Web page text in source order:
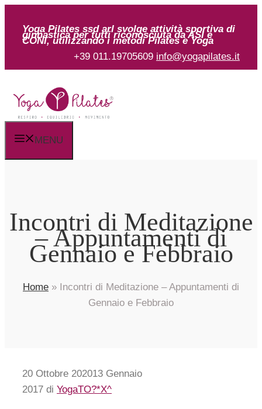
contenuto
Yoga Pilates ssd arl svolge attività sportiva di
ginnastica per tutti riconosciuta da ASI e
CONI, utilizzando i metodi Pilates e Yoga
+39 011.19705609 info@yogapilates.it
MENU
Incontri di Meditazione
– Appuntamenti di
Gennaio e Febbraio
Home » Incontri di Meditazione – Appuntamenti di
Gennaio e Febbraio
20 Ottobre 202013 Gennaio
2017 di YogaTO?*X^